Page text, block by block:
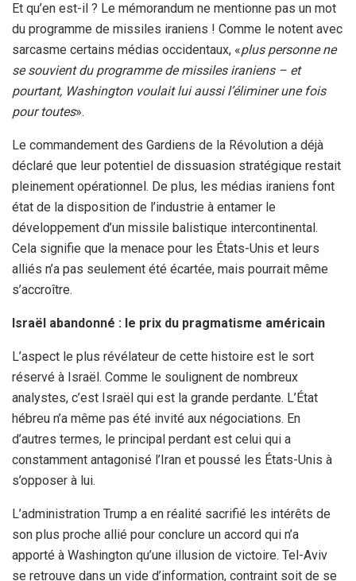
Et qu’en est-il ? Le mémorandum ne mentionne pas un mot
du programme de missiles iraniens ! Comme le notent avec
sarcasme certains médias occidentaux, «plus personne ne
se souvient du programme de missiles iraniens – et
pourtant, Washington voulait lui aussi l’éliminer une fois
pour toutes».
Le commandement des Gardiens de la Révolution a déjà
déclaré que leur potentiel de dissuasion stratégique restait
pleinement opérationnel. De plus, les médias iraniens font
état de la disposition de l’industrie à entamer le
développement d’un missile balistique intercontinental.
Cela signifie que la menace pour les États-Unis et leurs
alliés n’a pas seulement été écartée, mais pourrait même
s’accroître.
Israël abandonné : le prix du pragmatisme américain
L’aspect le plus révélateur de cette histoire est le sort
réservé à Israël. Comme le soulignent de nombreux
analystes, c’est Israël qui est la grande perdante. L’État
hébreu n’a même pas été invité aux négociations. En
d’autres termes, le principal perdant est celui qui a
constamment antagonisé l’Iran et poussé les États-Unis à
s’opposer à lui.
L’administration Trump a en réalité sacrifié les intérêts de
son plus proche allié pour conclure un accord qui n’a
apporté à Washington qu’une illusion de victoire. Tel-Aviv
se retrouve dans un vide d’information, contraint soit de se